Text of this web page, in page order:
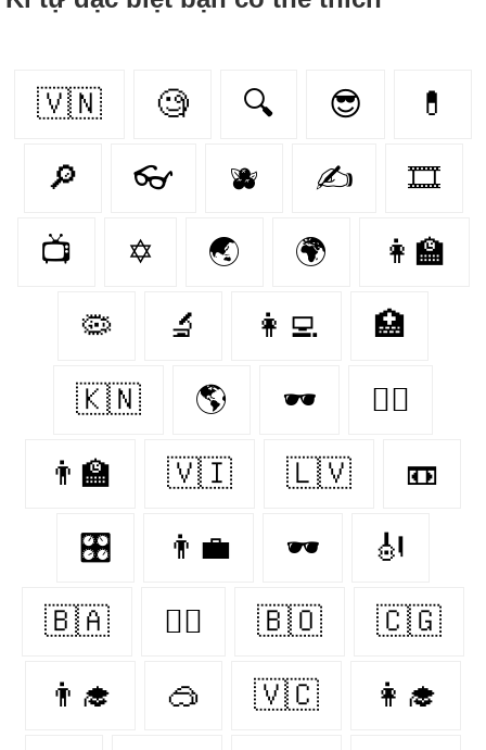
🇻🇳 🧐 🔍 😎 💊
🔎 👓 🫐 ✍ 🎞️
📺 ✡ 🌏 🌍 👩‍🏫
🦠 🔬 👩‍💻 🏥
🇰🇳 🌎 🕶 👩‍⚕️
👨‍🏫 🇻🇮 🇱🇻 📼
🎛 👨‍💼 🕶️ 🎻
🇧🇦 👨‍⚕️ 🇧🇴 🇨🇬
👨‍🎓 🥽 🇻🇨 👩‍🎓